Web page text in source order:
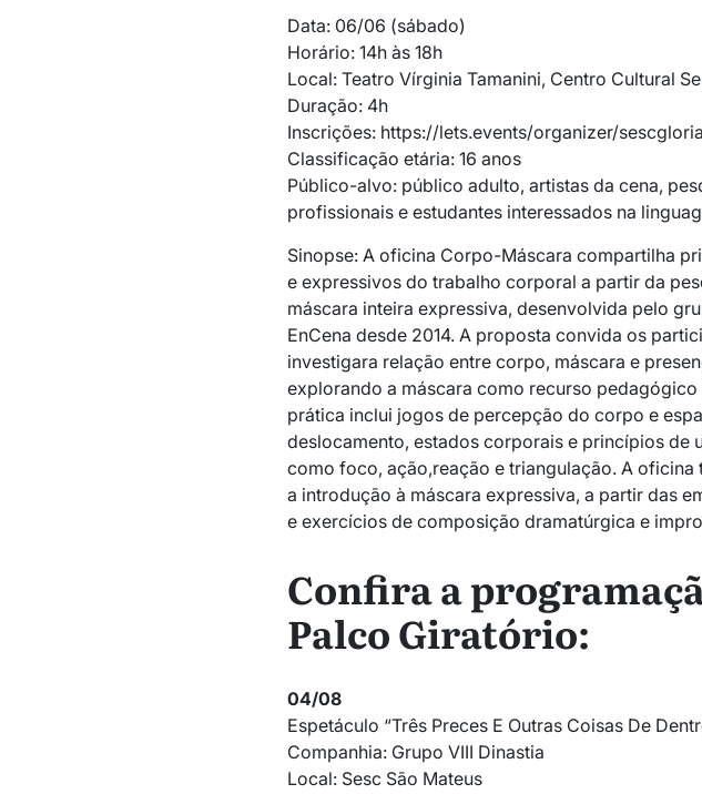
Data: 06/06 (sábado)
Horário: 14h às 18h
Local: Teatro Vírginia Tamanini, Centro Cultural
Duração: 4h
Inscrições: https://lets.events/organizer/sescgloria
Classificação etária: 16 anos
Público-alvo: público adulto, artistas da cena,
profissionais e estudantes interessados na
Sinopse: A oficina Corpo-Máscara compartilha
e expressivos do trabalho corporal a partir da
máscara inteira expressiva, desenvolvida pelo
EnCena desde 2014. A proposta convida os
investigara relação entre corpo, máscara e
explorando a máscara como recurso pedagógico
prática inclui jogos de percepção do corpo e
deslocamento, estados corporais e princípios de
como foco, ação,reação e triangulação. A oficina
a introdução à máscara expressiva, a partir das
e exercícios de composição dramatúrgica e
Confira a
Palco Giratório:
04/08
Espetáculo “Três Preces E Outras Coisas De
Companhia: Grupo VIII Dinastia
Local: Sesc São Mateus